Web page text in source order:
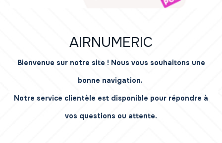
AIRNUMERIC
Bienvenue sur notre site ! Nous vous souhaitons une
bonne navigation.
Notre service clientèle est disponible pour répondre à
vos questions ou attente.